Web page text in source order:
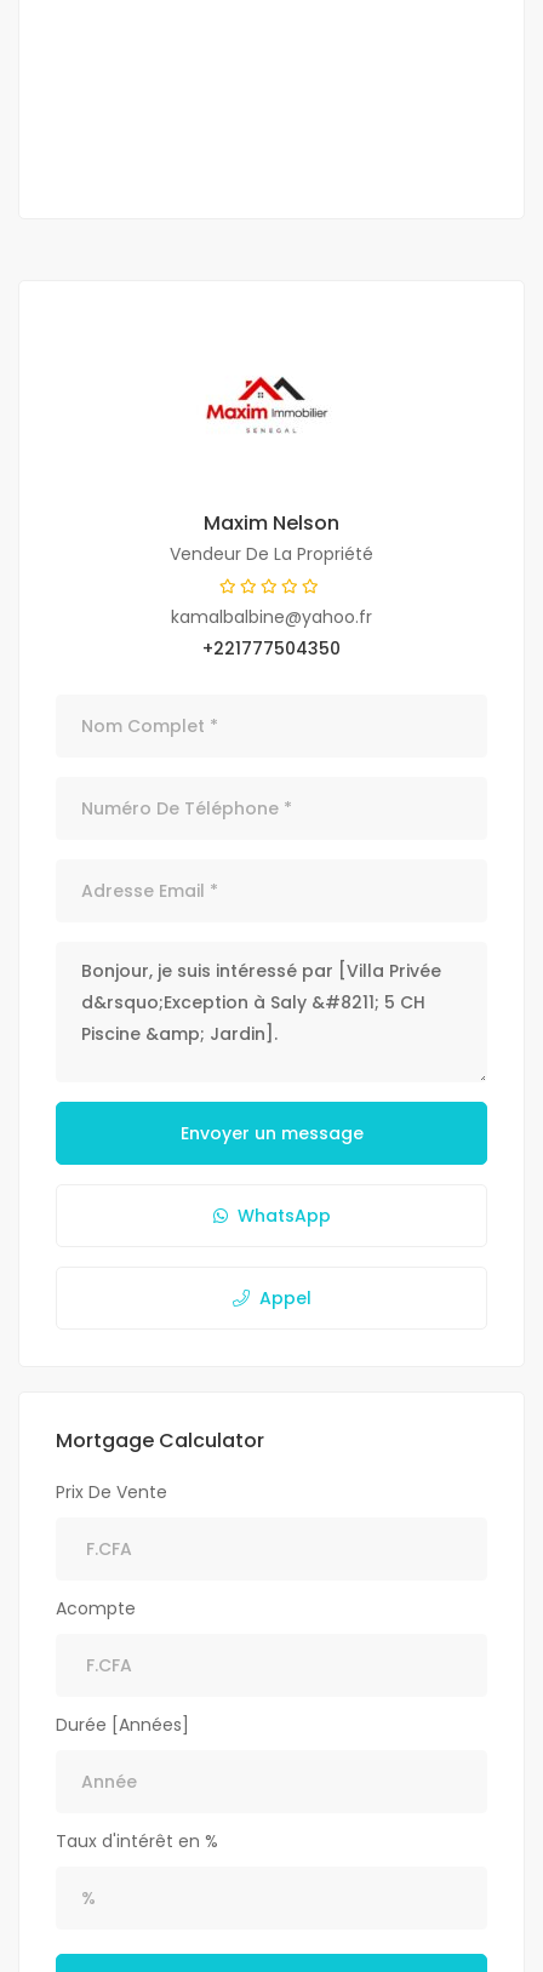
Maxim Nelson
Vendeur De La Propriété
kamalbalbine@yahoo.fr
+221777504350
Envoyer un message
WhatsApp
Appel
Mortgage Calculator
Prix De Vente
Acompte
Durée [Années]
Taux d'intérêt en %